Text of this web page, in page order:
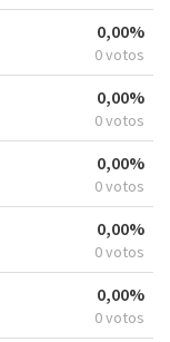
0,00%
0 votos
0,00%
0 votos
0,00%
0 votos
0,00%
0 votos
0,00%
0 votos